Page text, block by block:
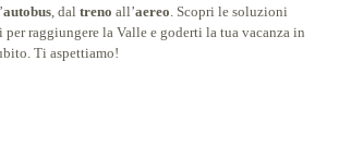
autobus, dal treno all’aereo . Scopri le soluzioni
raggiungere la Valle e goderti la tua vacanza in
Ti aspettiamo!